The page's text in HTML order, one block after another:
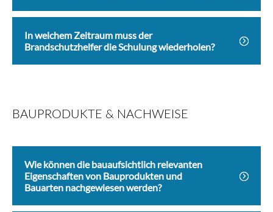
In welchem Zeitraum muss der
Brandschutzhelfer die Schulung wiederholen?
BAUPRODUKTE & NACHWEISE
Wie können die bauaufsichtlich relevanten
Eigenschaften von Bauprodukten und
Bauarten nachgewiesen werden?